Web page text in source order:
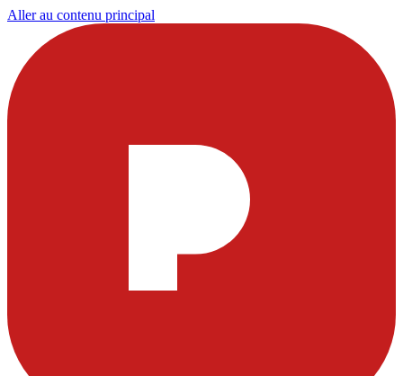
Aller au contenu principal